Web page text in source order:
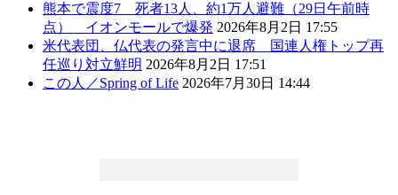
熊本で震度7 死者13人、約1万人避難（29日午前時
点） イオンモールで爆発 2026年8月2日 17:55
米代表団、仏代表の発言中に退席 国連人権トップ再
任巡り対立鮮明 2026年8月2日 17:51
この人／Spring of Life 2026年7月30日 14:44